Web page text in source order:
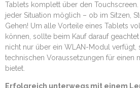
Tablets komplett über den
jeder Situation möglich – ob im Sitzen,
Gehen! Um alle Vorteile eines Tablets
können, sollte beim Kauf darauf
nicht nur über ein WLAN-Modul verfügt,
technischen Voraussetzungen für einen
bietet.
Erfolgreich unterwegs mit einem